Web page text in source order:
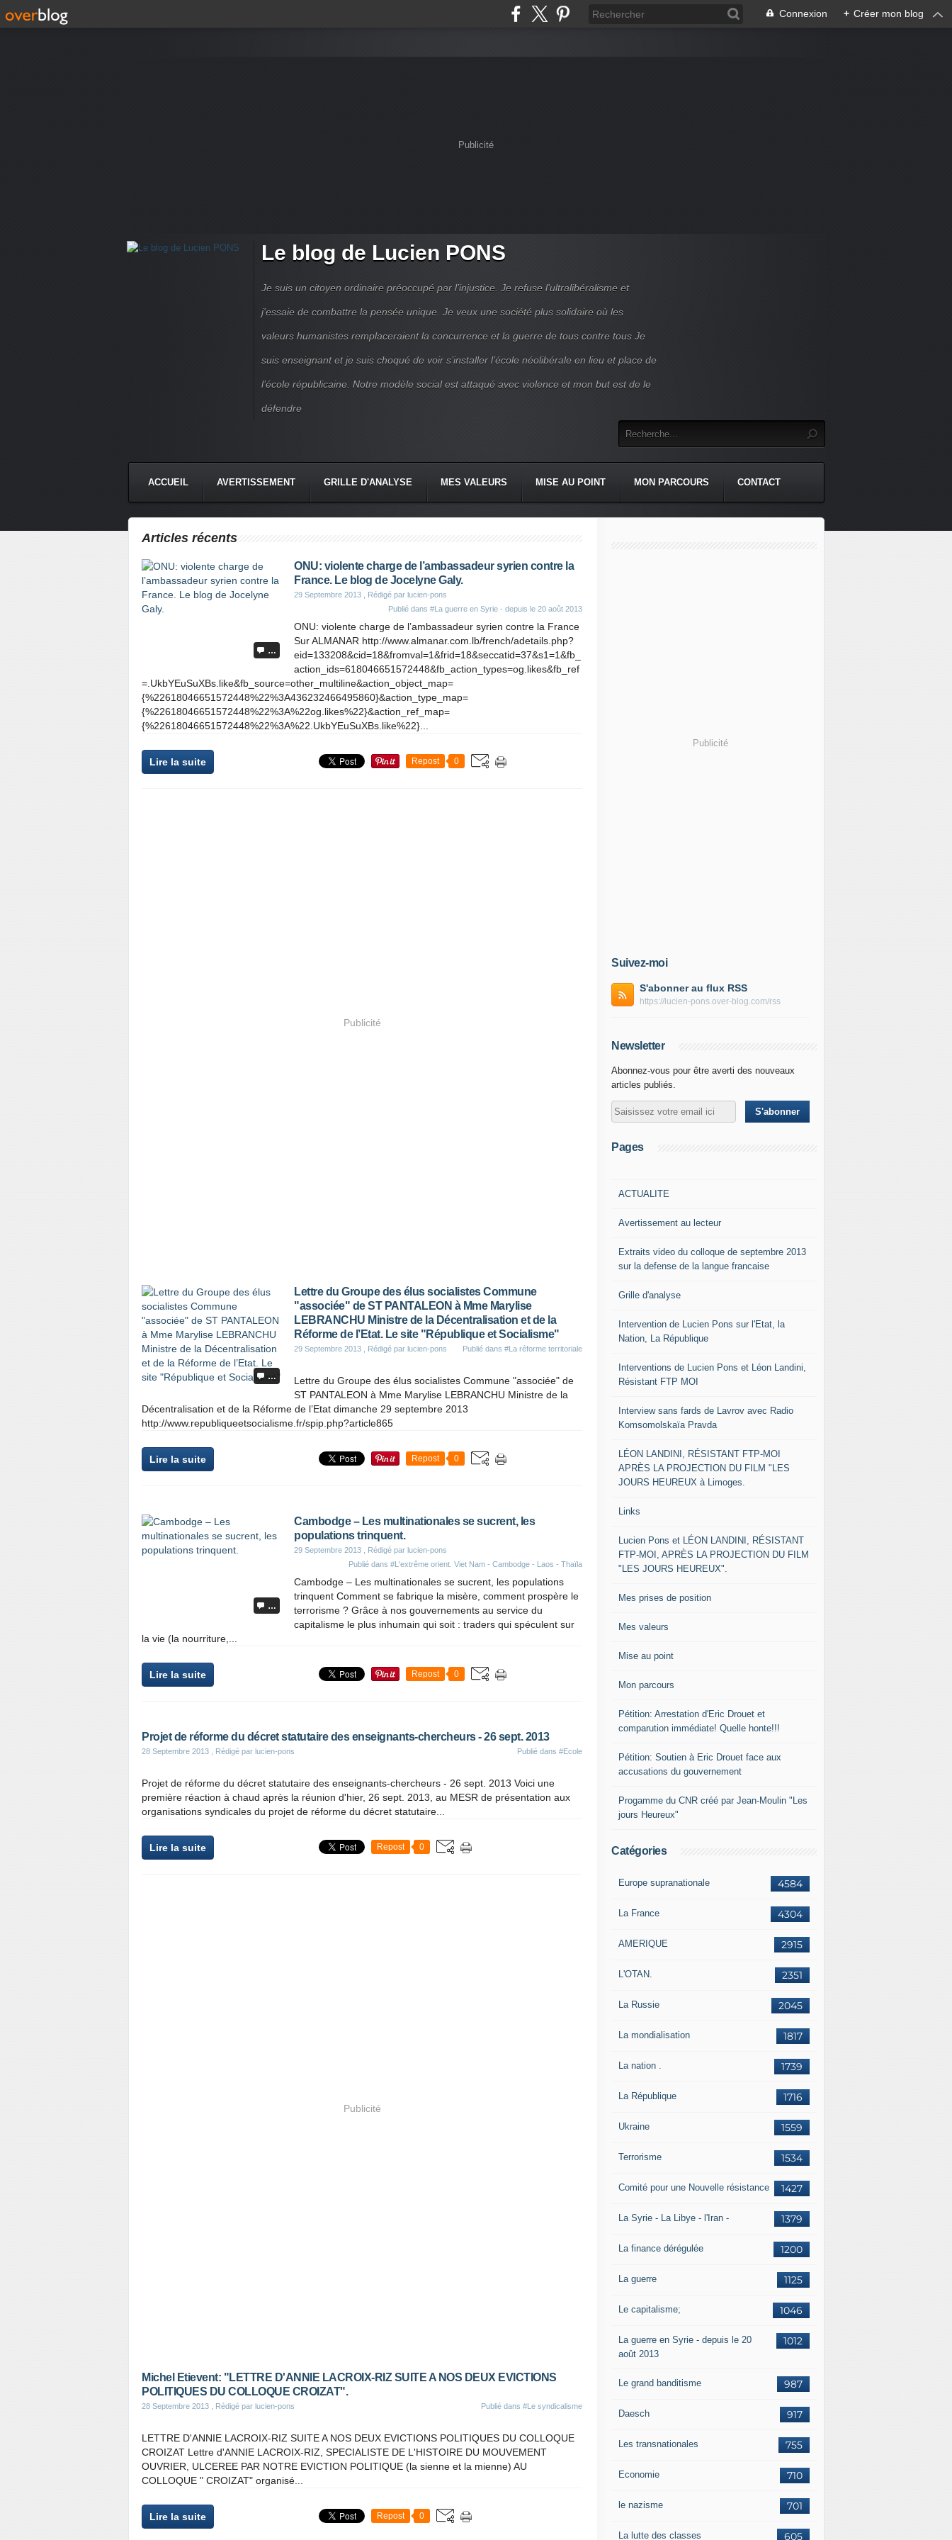
Connexion + Créer mon blog
Publicité
Le blog de Lucien PONS
Je suis un citoyen ordinaire préoccupé par l’injustice. Je refuse l'ultralibéralisme et
j'essaie de combattre la pensée unique. Je veux une société plus solidaire où les
valeurs humanistes remplaceraient la concurrence et la guerre de tous contre tous Je
suis enseignant et je suis choqué de voir s’installer l’école néolibérale en lieu et place de
l’école républicaine. Notre modèle social est attaqué avec violence et mon but est de le
défendre
ACCUEIL AVERTISSEMENT GRILLE D'ANALYSE MES VALEURS MISE AU POINT MON PARCOURS CONTACT
Articles récents
…
ONU: violente charge de l’ambassadeur syrien contre la
France. Le blog de Jocelyne Galy.
29 Septembre 2013 , Rédigé par lucien-pons
Publié dans #La guerre en Syrie - depuis le 20 août 2013
ONU: violente charge de l’ambassadeur syrien contre la France
Sur ALMANAR http://www.almanar.com.lb/french/adetails.php?
eid=133208&cid=18&fromval=1&frid=18&seccatid=37&s1=1&fb_
action_ids=618046651572448&fb_action_types=og.likes&fb_ref
=.UkbYEuSuXBs.like&fb_source=other_multiline&action_object_map=
{%22618046651572448%22%3A436232466495860}&action_type_map=
{%22618046651572448%22%3A%22og.likes%22}&action_ref_map=
{%22618046651572448%22%3A%22.UkbYEuSuXBs.like%22}...
Lire la suite Repost 0
Publicité
…
Lettre du Groupe des élus socialistes Commune
"associée" de ST PANTALEON à Mme Marylise
LEBRANCHU Ministre de la Décentralisation et de la
Réforme de l’Etat. Le site "République et Socialisme"
29 Septembre 2013 , Rédigé par lucien-pons Publié dans #La réforme territoriale
Lettre du Groupe des élus socialistes Commune "associée" de
ST PANTALEON à Mme Marylise LEBRANCHU Ministre de la
Décentralisation et de la Réforme de l’Etat dimanche 29 septembre 2013
http://www.republiqueetsocialisme.fr/spip.php?article865
Lire la suite Repost 0
…
Cambodge – Les multinationales se sucrent, les
populations trinquent.
29 Septembre 2013 , Rédigé par lucien-pons
Publié dans #L'extrême orient. Viet Nam - Cambodge - Laos - Thaïla
Cambodge – Les multinationales se sucrent, les populations
trinquent Comment se fabrique la misère, comment prospère le
terrorisme ? Grâce à nos gouvernements au service du
capitalisme le plus inhumain qui soit : traders qui spéculent sur
la vie (la nourriture,...
Lire la suite Repost 0
Projet de réforme du décret statutaire des enseignants-chercheurs - 26 sept. 2013
28 Septembre 2013 , Rédigé par lucien-pons Publié dans #Ecole
Projet de réforme du décret statutaire des enseignants-chercheurs - 26 sept. 2013 Voici une
première réaction à chaud après la réunion d'hier, 26 sept. 2013, au MESR de présentation aux
organisations syndicales du projet de réforme du décret statutaire...
Lire la suite Repost 0
Publicité
Michel Etievent: "LETTRE D'ANNIE LACROIX-RIZ SUITE A NOS DEUX EVICTIONS
POLITIQUES DU COLLOQUE CROIZAT".
28 Septembre 2013 , Rédigé par lucien-pons Publié dans #Le syndicalisme
LETTRE D'ANNIE LACROIX-RIZ SUITE A NOS DEUX EVICTIONS POLITIQUES DU COLLOQUE
CROIZAT Lettre d'ANNIE LACROIX-RIZ, SPECIALISTE DE L'HISTOIRE DU MOUVEMENT
OUVRIER, ULCEREE PAR NOTRE EVICTION POLITIQUE (la sienne et la mienne) AU
COLLOQUE " CROIZAT" organisé...
Lire la suite Repost 0
Publicité
Suivez-moi
S'abonner au flux RSS
https://lucien-pons.over-blog.com/rss
Newsletter
Abonnez-vous pour être averti des nouveaux
articles publiés.
Pages
ACTUALITE
Avertissement au lecteur
Extraits video du colloque de septembre 2013
sur la defense de la langue francaise
Grille d'analyse
Intervention de Lucien Pons sur l'Etat, la
Nation, La République
Interventions de Lucien Pons et Léon Landini,
Résistant FTP MOI
Interview sans fards de Lavrov avec Radio
Komsomolskaïa Pravda
LÉON LANDINI, RÉSISTANT FTP-MOI
APRÈS LA PROJECTION DU FILM "LES
JOURS HEUREUX à Limoges.
Links
Lucien Pons et LÉON LANDINI, RÉSISTANT
FTP-MOI, APRÈS LA PROJECTION DU FILM
"LES JOURS HEUREUX".
Mes prises de position
Mes valeurs
Mise au point
Mon parcours
Pétition: Arrestation d'Eric Drouet et
comparution immédiate! Quelle honte!!!
Pétition: Soutien à Eric Drouet face aux
accusations du gouvernement
Progamme du CNR créé par Jean-Moulin "Les
jours Heureux"
Catégories
4584
Europe supranationale
4304
La France
2915
AMERIQUE
2351
L'OTAN.
2045
La Russie
1817
La mondialisation
1739
La nation .
1716
La République
1559
Ukraine
1534
Terrorisme
1427
Comité pour une Nouvelle résistance
1379
La Syrie - La Libye - l'Iran -
1200
La finance dérégulée
1125
La guerre
1046
Le capitalisme;
1012
La guerre en Syrie - depuis le 20
août 2013
987
Le grand banditisme
917
Daesch
755
Les transnationales
710
Economie
701
le nazisme
605
La lutte des classes